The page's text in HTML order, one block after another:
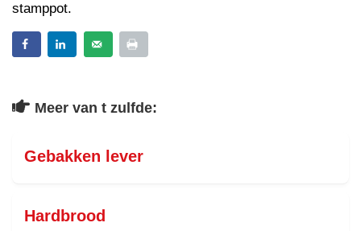
stamppot.
Meer van t zulfde:
Gebakken lever
Hardbrood